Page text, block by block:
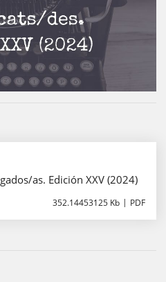
as. Edición XXV (2024)
352.14453125 Kb PDF